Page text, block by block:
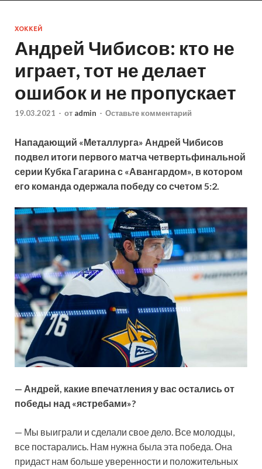
ХОККЕЙ
Андрей Чибисов: кто не
играет, тот не делает
ошибок и не пропускает
19.03.2021 - от admin - Оставьте комментарий
Нападающий «Металлурга» Андрей Чибисов
подвел итоги первого матча четвертьфинальной
серии Кубка Гагарина с «Авангардом», в котором
его команда одержала победу со счетом 5:2.
— Андрей, какие впечатления у вас остались от
победы над «ястребами»?
— Мы выиграли и сделали свое дело. Все молодцы,
все постарались. Нам нужна была эта победа. Она
придаст нам больше уверенности и положительных